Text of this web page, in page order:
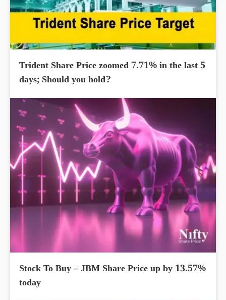
Trident Share Price zoomed 7.71% in the last 5
days; Should you hold?
Stock To Buy – JBM Share Price up by 13.57%
today